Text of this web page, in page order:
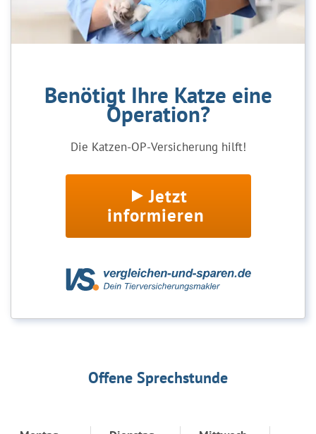
Benötigt Ihre Katze eine
Operation?
Die Katzen-OP-Versicherung hilft!
Jetzt
informieren
Offene Sprechstunde